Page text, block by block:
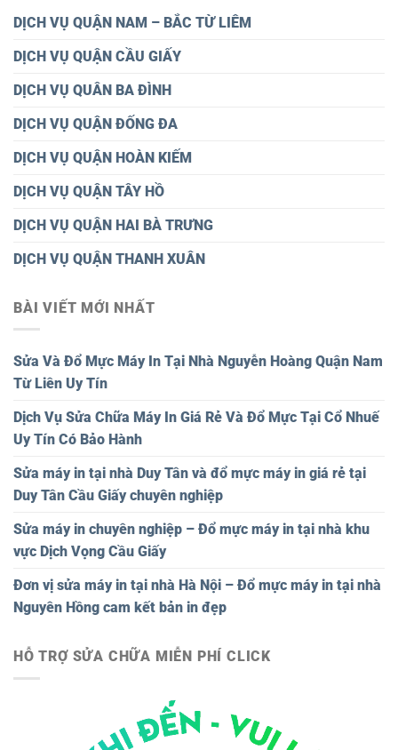
DỊCH VỤ QUẬN NAM – BẮC TỪ LIÊM
DỊCH VỤ QUẬN CẦU GIẤY
DỊCH VỤ QUÂN BA ĐÌNH
DỊCH VỤ QUẬN ĐỐNG ĐA
DỊCH VỤ QUẬN HOÀN KIẾM
DỊCH VỤ QUẬN TÂY HỒ
DỊCH VỤ QUẬN HAI BÀ TRƯNG
DỊCH VỤ QUẬN THANH XUÂN
BÀI VIẾT MỚI NHẤT
Sửa Và Đổ Mực Máy In Tại Nhà Nguyễn Hoàng Quận Nam
Từ Liên Uy Tín
Dịch Vụ Sửa Chữa Máy In Giá Rẻ Và Đổ Mực Tại Cổ Nhuế
Uy Tín Có Bảo Hành
Sửa máy in tại nhà Duy Tân và đổ mực máy in giá rẻ tại
Duy Tân Cầu Giấy chuyên nghiệp
Sửa máy in chuyên nghiệp – Đổ mực máy in tại nhà khu
vực Dịch Vọng Cầu Giấy
Đơn vị sửa máy in tại nhà Hà Nội – Đổ mực máy in tại nhà
Nguyên Hồng cam kết bản in đẹp
HỖ TRỢ SỬA CHỮA MIỄN PHÍ CLICK